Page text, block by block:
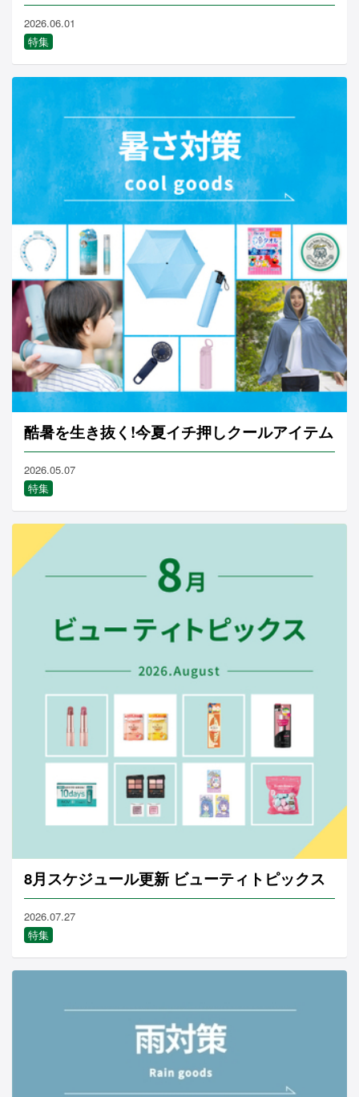
2026.06.01
特集
酷暑を生き抜く!今夏イチ押しクールアイテム
2026.05.07
特集
8月スケジュール更新 ビューティトピックス
2026.07.27
特集